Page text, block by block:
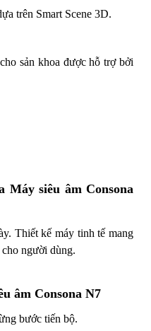
trên Smart Scene 3D.
sản khoa được hỗ trợ bởi
Máy siêu âm Consona
Thiết kế máy tinh tế mang
người dùng.
âm Consona N7
bước tiến bộ.